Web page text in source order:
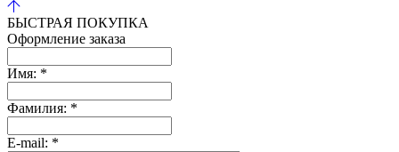
БЫСТРАЯ ПОКУПКА
Оформление заказа
Имя: *
Фамилия: *
E-mail: *